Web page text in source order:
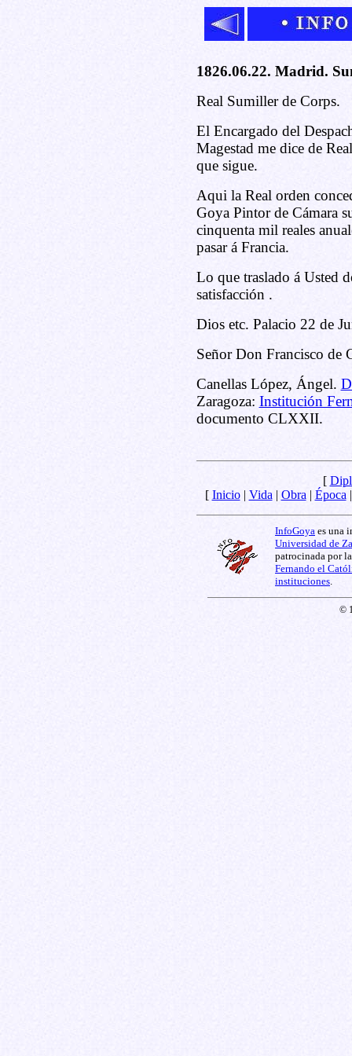
1826.06.22. Madrid.
Real Sumiller de Corps.
El Encargado del
Magestad me dice de
que sigue.
Aqui la Real orden
Goya Pintor de Cámara
cinquenta mil reales
pasar á Francia.
Lo que traslado á Usted
satisfacción .
Dios etc. Palacio 22 de
Señor Don Francisco de
Canellas López, Ángel.
Zaragoza: Institución
documento CLXXII.
[
[ Inicio| Vida | Obra | Época
InfoGoya es una
Universidad de
patrocinada por
Fernando el
instituciones
©